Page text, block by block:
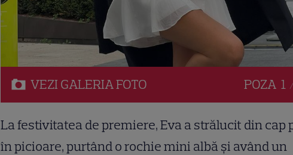
VEZI GALERIAFOTO POZA 1
La festivitatea de premiere, Eva a strălucit din cap
în picioare, purtând o rochie mini albă și având un